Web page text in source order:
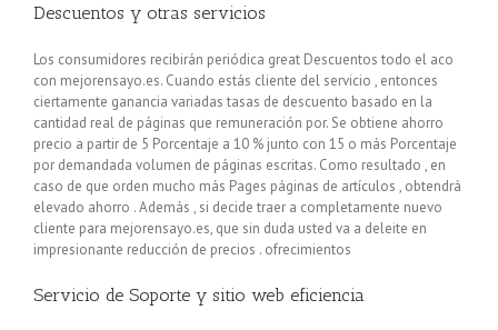
Descuentos y otras servicios
Los consumidores recibirán periódica great Descuentos todo el aсo
con mejorensayo.es. Cuando estás cliente del servicio , entonces
ciertamente ganancia variadas tasas de descuento basado en la
cantidad real de páginas que remuneración por. Se obtiene ahorro
precio a partir de 5 Porcentaje a 10 % junto con 15 o más Porcentaje
por demandada volumen de páginas escritas. Como resultado , en
caso de que orden mucho más Pages páginas de artículos , obtendrá
elevado ahorro . Además , si decide traer a completamente nuevo
cliente para mejorensayo.es, que sin duda usted va a deleite en
impresionante reducción de precios . ofrecimientos
Servicio de Soporte y sitio web eficiencia